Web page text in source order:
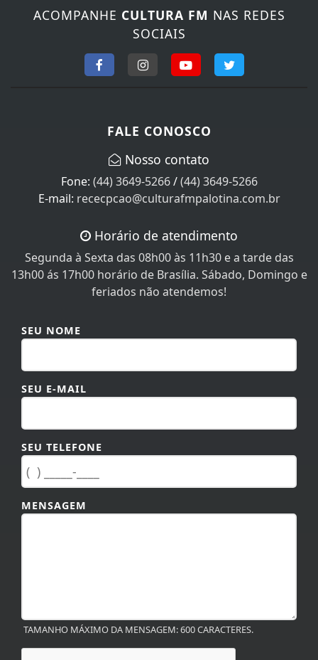
(44) 3649-5266/(44) 3649-5266
rececpcao@culturafmpalotina.com.br
Horário de atendimento
13h00 ás 17h00 horário de Brasília. Sábado, Domingo e
SEU E-MAIL
SEU TELEFONE
MENSAGEM